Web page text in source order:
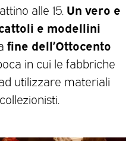
alle 15. Un vero e
e modellini
fine dell’Ottocento
in cui le fabbriche
utilizzare materiali